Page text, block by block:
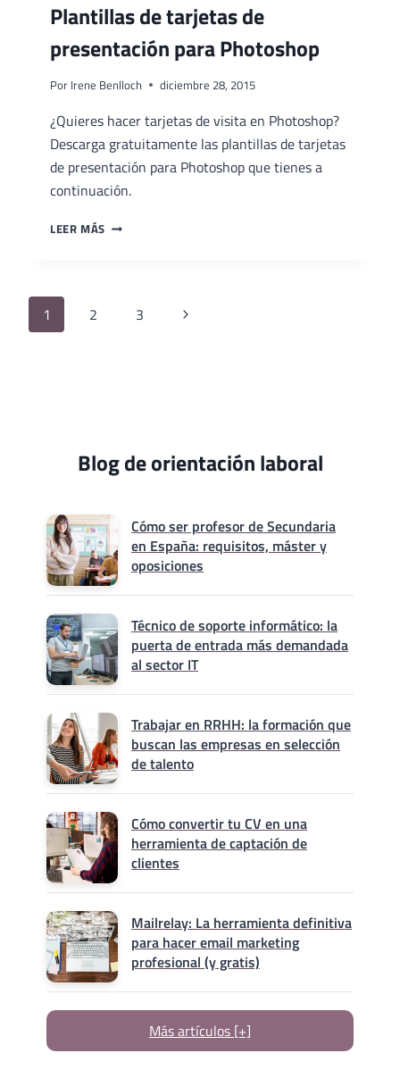
Plantillas de tarjetas de
presentación para Photoshop
Por Irene Benlloch diciembre 28, 2015
¿Quieres hacer tarjetas de visita en Photoshop?
Descarga gratuitamente las plantillas de tarjetas
de presentación para Photoshop que tienes a
continuación.
LEER MÁS PLANTILLAS
Navegación
1 2 3
Siguiente
Blog de orientación laboral
Cómo ser profesor de Secundaria
en España: requisitos, máster y
oposiciones
Técnico de soporte informático: la
puerta de entrada más demandada
al sector IT
Trabajar en RRHH: la formación que
buscan las empresas en selección
de talento
Cómo convertir tu CV en una
herramienta de captación de
clientes
Mailrelay: La herramienta definitiva
para hacer email marketing
profesional (y gratis)
Más artículos [+]